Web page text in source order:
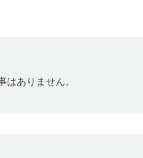
はありません。